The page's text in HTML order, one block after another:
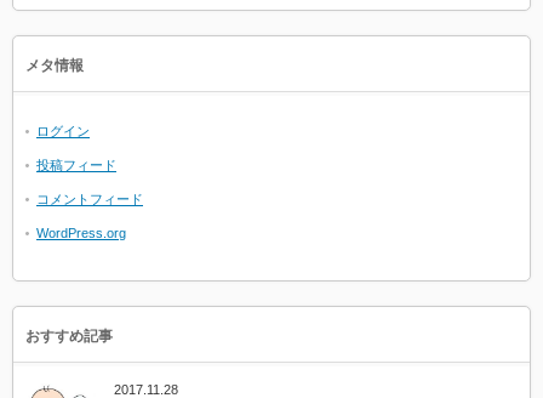
メタ情報
ログイン
投稿フィード
コメントフィード
WordPress.org
おすすめ記事
2017.11.28